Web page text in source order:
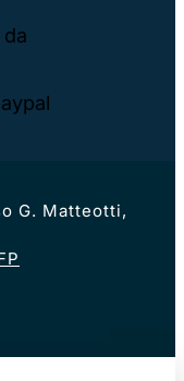
G. Matteotti,